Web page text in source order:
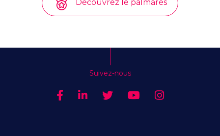
Découvrez le palmarès
Suivez-nous